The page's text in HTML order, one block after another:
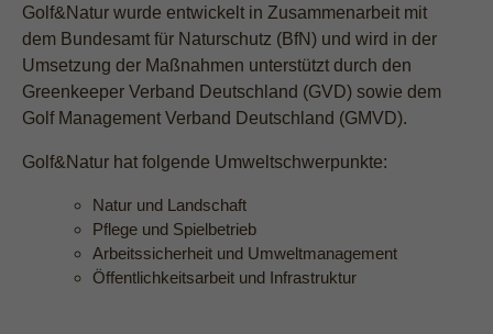
Golf&Natur wurde entwickelt in Zusammenarbeit mit
dem Bundesamt für Naturschutz (BfN) und wird in der
Umsetzung der Maßnahmen unterstützt durch den
Greenkeeper Verband Deutschland (GVD) sowie dem
Golf Management Verband Deutschland (GMVD).
Golf&Natur hat folgende Umweltschwerpunkte:
Natur und Landschaft
Pflege und Spielbetrieb
Arbeitssicherheit und Umweltmanagement
Öffentlichkeitsarbeit und Infrastruktur